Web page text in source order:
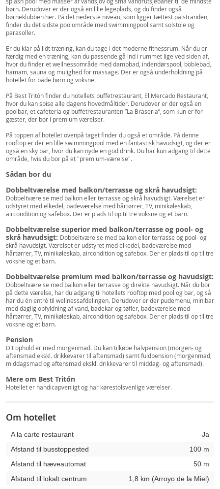
børn. Derudover er der også en lille legeplads, og du finder også
børneklubben her. På det nederste niveau, som ligger tættest på stranden,
finder du det sidste poolområde med swimmingpool samt solstole og
parasoller.
Er du klar på lidt træning, kan du tage i det moderne fitnessrum. Når du er
færdig med en træning, kan du passende gå ind i rummet lige ved siden af,
hvor du finder et wellnessområde med dampbad, indendørspool, boblebad,
hamam, sauna og mulighed for massage. Der er også underholdning på
hotellet for både børn og voksne.
På Best Tritón finder du hotellets buffetrestaurant, El Mercado Restaurant,
hvor du kan spise alle dagens hovedmåltider. Derudover er der også en
poolbar, et cafeteria og buffetrestauranten ”La Braseria”, som kun er for
gæster, der bor i premium værelser.
På toppen af hotellet ovenpå taget finder du også et område. På denne
rooftop er der en lille swimmingpool med en fantastisk havudsigt, og der er
også en sky bar, hvor du kan nyde en god drink. Du har kun adgang til dette
område, hvis du bor på et "premium-værelse".
Sådan bor du
Dobbeltværelse med balkon/terrasse og skrå havudsigt:
Dobbeltværelse med balkon eller terrasse og skrå havudsigt. Værelset er
udstyret med elkedel, badeværelse med hårtørrer, TV, minikøleskab,
aircondition og safebox. Der er plads til op til tre voksne og et barn.
Dobbeltværelse superior med balkon/terrasse og pool- og
skrå havudsigt: Dobbeltværelse med balkon eller terrasse og pool- og
skrå havudsigt. Værelset er udstyret med elkedel, badeværelse med
hårtørrer, TV, minikøleskab, aircondition og safebox. Der er plads til op til tre
voksne og et barn.
Dobbeltværelse premium med balkon/terrasse og havudsigt:
Dobbeltværelse med balkon eller terrasse og direkte havudsigt. Når du bor
på dette værelse, har du adgang til hotellets rooftop med pool og bar, og så
har du én entré til wellnessafdelingen. Derudover er der pudemenu, minibar
med daglig opfyldning af vand, badekar og tøfler, badeværelse med
hårtørrer, TV, minikøleskab, aircondition og safebox. Der er plads til op til tre
voksne og et barn.
Pension
Dit ophold er med morgenmad. Du kan tilkøbe halvpension (morgen- og
aftensmad ekskl. drikkevarer til aftensmad) samt fuldpension (morgenmad,
middagsmad og aftensmad ekskl. drikkevarer til middag- og aftensmad).
Mere om Best Tritón
Hotellet er handicapvenligt og har kørestolsvenlige værelser.
Om hotellet
A la carte restaurant
Ja
Afstand til busstoppested
100 m
Afstand til hæveautomat
50 m
Afstand til lokalt centrum
1,8 km (Arroyo de la Miel)